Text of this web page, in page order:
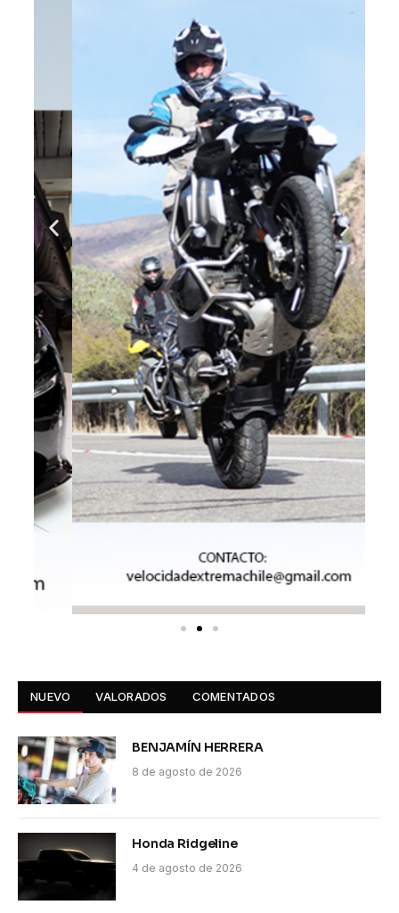
NUEVO VALORADOS COMENTADOS
BENJAMÍN HERRERA
8 de agosto de 2026
Honda Ridgeline
4 de agosto de 2026